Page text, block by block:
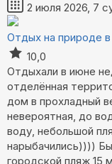
2 июля 2026, 7
Отдых на природе
10,0
Отдыхали в июне
отделённая
дом в прохладный
невероятная, до
воду, небольшой
нарыбачились))))
городской пляж 15